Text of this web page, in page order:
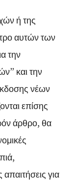
ή της
αυτών των
την
και την
νέων
επίσης
άρθρο, θα
για